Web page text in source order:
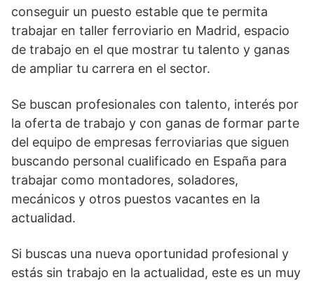
conseguir un puesto estable que te permita
trabajar en taller ferroviario en Madrid, espacio
de trabajo en el que mostrar tu talento y ganas
de ampliar tu carrera en el sector.
Se buscan profesionales con talento, interés por
la oferta de trabajo y con ganas de formar parte
del equipo de empresas ferroviarias que siguen
buscando personal cualificado en España para
trabajar como montadores, soladores,
mecánicos y otros puestos vacantes en la
actualidad.
Si buscas una nueva oportunidad profesional y
estás sin trabajo en la actualidad, este es un muy